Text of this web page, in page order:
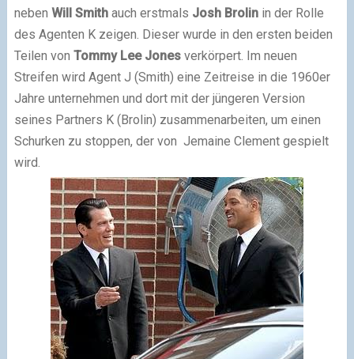
neben Will Smithauch erstmals Josh Brolinin der Rolle
des Agenten K zeigen. Dieser wurde in den ersten beiden
Teilen von Tommy Lee Jonesverkörpert. Im neuen
Streifen wird Agent J (Smith) eine Zeitreise in die 1960er
Jahre unternehmen und dort mit der jüngeren Version
seines Partners K (Brolin) zusammenarbeiten, um einen
Schurken zu stoppen, der von Jemaine Clement gespielt
wird.